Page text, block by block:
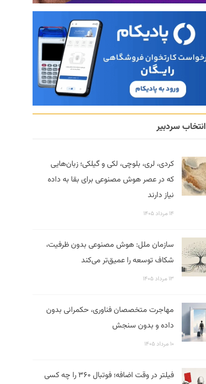
انتخاب سردبیر
کردی، لری، بلوچی، لکی و گیلکی؛ زبان‌هایی
که در عصر هوش مصنوعی برای بقا به داده
نیاز دارند
۱۴ مرداد ۱۴۰۵
سازمان ملل: هوش مصنوعی بدون ظرفیت،
شکاف توسعه را عمیق‌تر می‌کند
۱۳ مرداد ۱۴۰۵
مهاجرت متخصصان فناوری، حکمرانی بدون
داده و بدون سنجش
۱۰ مرداد ۱۴۰۵
فیلتر در وقت اضافه؛ فوتبال ۳۶۰ را چه کسی